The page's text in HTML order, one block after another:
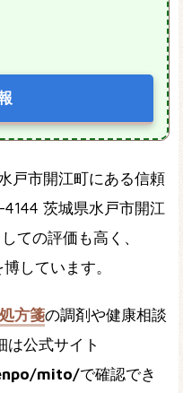
戸市開江町にある信頼
4144 茨城県水戸市開江
しての評価も高く、
しています。
処方箋の調剤や健康相談
は公式サイト
mito/で確認でき